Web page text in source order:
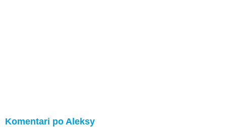
Komentari po Aleksy